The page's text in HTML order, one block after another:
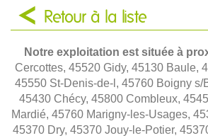
Retour à la liste
Notre exploitation est située à
Cercottes, 45520 Gidy, 45130 Baule,
45550 St-Denis-de-l, 45760 Boigny s/
45430 Chécy, 45800 Combleux,
Mardié, 45760 Marigny-les-Usages,
45370 Dry, 45370 Jouy-le-Potier,